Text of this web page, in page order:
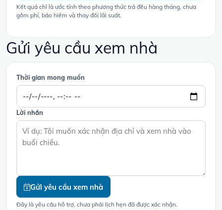
Kết quả chỉ là ước tính theo phương thức trả đều hàng tháng, chưa
gồm phí, bảo hiểm và thay đổi lãi suất.
Gửi yêu cầu xem nhà
Thời gian mong muốn
Lời nhắn
Gửi yêu cầu xem nhà
Đây là yêu cầu hỗ trợ, chưa phải lịch hẹn đã được xác nhận.